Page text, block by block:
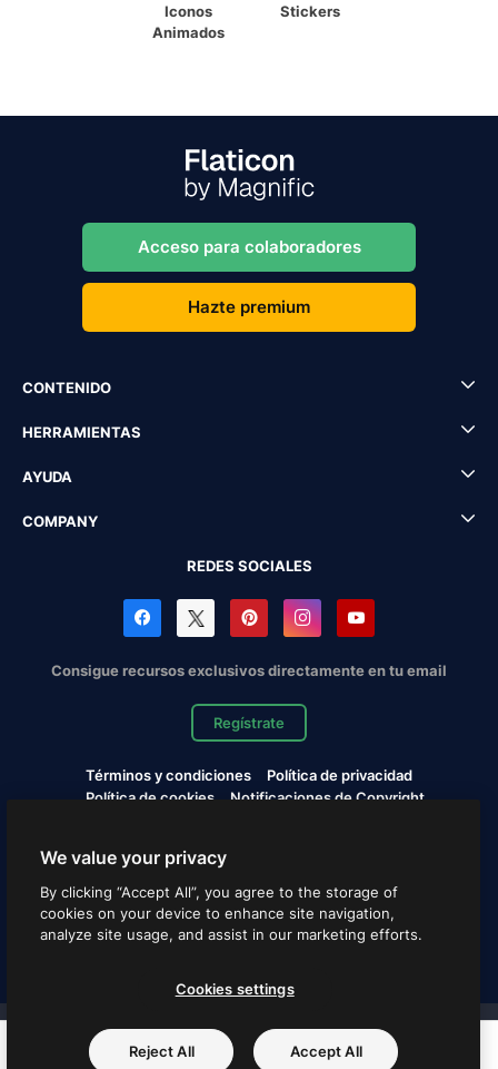
Iconos
Animados
Stickers
Acceso para colaboradores
Hazte premium
CONTENIDO
HERRAMIENTAS
AYUDA
COMPANY
REDES SOCIALES
Consigue recursos exclusivos directamente en tu email
Regístrate
Términos y condiciones
Política de privacidad
Política de cookies
Notificaciones de Copyright
Copyright © 2010-2026 Freepik Company S.L.U. Todos los
derechos reservados.
Proyectos de Magnific
We value your privacy
By clicking “Accept All”, you agree to the storage of
cookies on your device to enhance site navigation,
analyze site usage, and assist in our marketing efforts.
Cookies settings
Reject All Accept All